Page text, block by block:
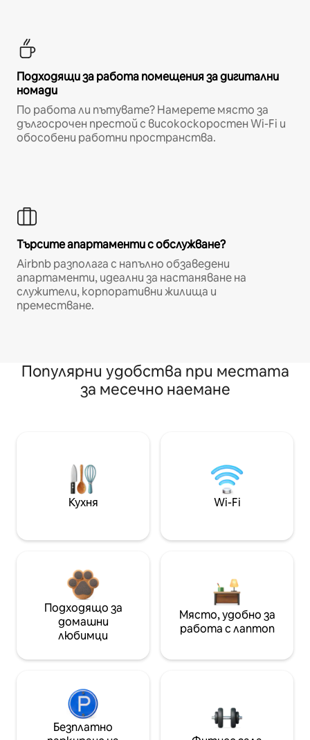
Подходящи за работа помещения за дигитални
номади
По работа ли пътувате? Намерете място за
дългосрочен престой с високоскоростен Wi-Fi и
обособени работни пространства.
Търсите апартаменти с обслужване?
Airbnb разполага с напълно обзаведени
апартаменти, идеални за настаняване на
служители, корпоративни жилища и
преместване.
Популярни удобства при местата
за месечно наемане
Кухня Wi-Fi
Подходящо за
домашни
любимци
Място, удобно за
работа с лаптоп
Безплатно